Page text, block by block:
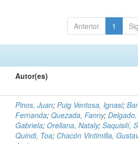
Anterior 1
Autor(es)
Pinos, Juan;Puig Ventosa, Ignasi;
Fernanda;Quezada, Fanny;Delgado,
Gabriela;Orellana, Nataly;Saquisilí,
Quindi, Toa; Chacón Vintimilla,